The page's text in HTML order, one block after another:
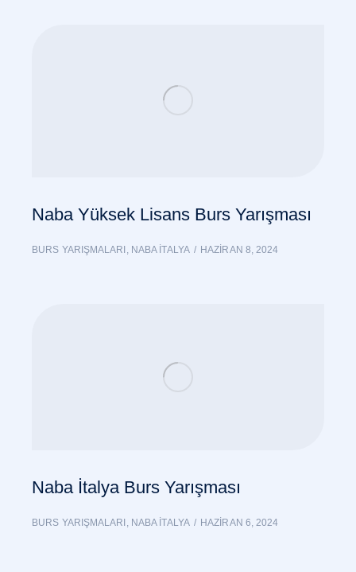
Naba Yüksek Lisans Burs Yarışması
BURS YARIŞMALARI , NABA İTALYA HAZIRAN 8, 2024
Naba İtalya Burs Yarışması
BURS YARIŞMALARI , NABA İTALYA HAZIRAN 6, 2024